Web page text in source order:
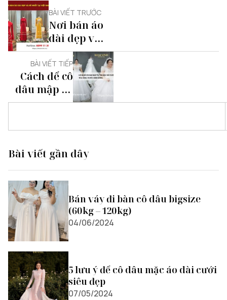
BÀI VIẾT TRƯỚC
Nơi bán áo
dài đẹp và
rẻ nhất tại
Việt Nam
BÀI VIẾT TIẾP
Cách để cô
dâu mập tự
tin mặc váy
sáng trước
Bài viết gần đây
Bán váy đi bàn cô dâu bigsize
(60kg – 120kg)
04/06/2024
5 lưu ý để cô dâu mặc áo dài cưới
siêu đẹp
07/05/2024